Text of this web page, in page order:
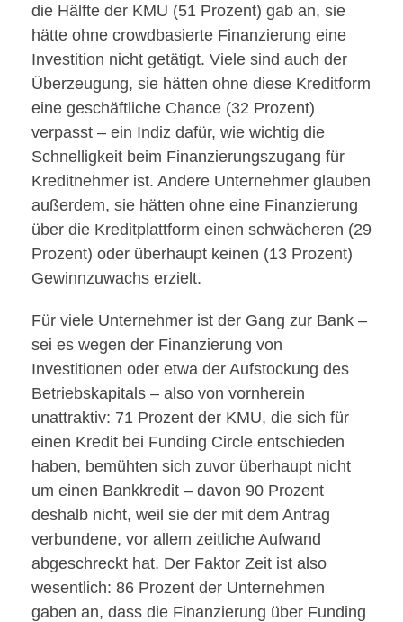
die Hälfte der KMU (51 Prozent) gab an, sie
hätte ohne crowdbasierte Finanzierung eine
Investition nicht getätigt. Viele sind auch der
Überzeugung, sie hätten ohne diese Kreditform
eine geschäftliche Chance (32 Prozent)
verpasst – ein Indiz dafür, wie wichtig die
Schnelligkeit beim Finanzierungszugang für
Kreditnehmer ist. Andere Unternehmer glauben
außerdem, sie hätten ohne eine Finanzierung
über die Kreditplattform einen schwächeren (29
Prozent) oder überhaupt keinen (13 Prozent)
Gewinnzuwachs erzielt.
Für viele Unternehmer ist der Gang zur Bank –
sei es wegen der Finanzierung von
Investitionen oder etwa der Aufstockung des
Betriebskapitals – also von vornherein
unattraktiv: 71 Prozent der KMU, die sich für
einen Kredit bei Funding Circle entschieden
haben, bemühten sich zuvor überhaupt nicht
um einen Bankkredit – davon 90 Prozent
deshalb nicht, weil sie der mit dem Antrag
verbundene, vor allem zeitliche Aufwand
abgeschreckt hat. Der Faktor Zeit ist also
wesentlich: 86 Prozent der Unternehmen
gaben an, dass die Finanzierung über Funding